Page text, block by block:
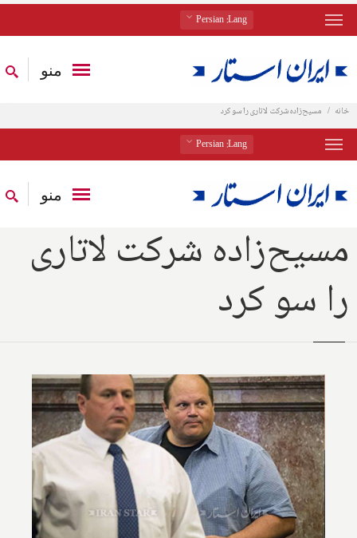
Lang
: Persian
منو
خانه مسیح‌زاده شرکت لاتاری را سو کرد
Lang
: Persian
منو
مسیح‌زاده شرکت لاتاری
را سو کرد